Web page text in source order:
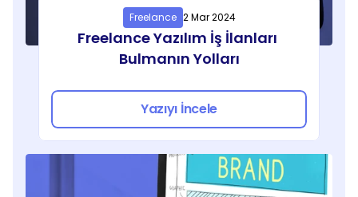
Freelance 2 Mar 2024
Freelance Yazılım İş İlanları
Bulmanın Yolları
Yazıyı İncele